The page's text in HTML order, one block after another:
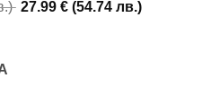
(49.99
(29.00
Original
27.99 €(54.74 лв.)